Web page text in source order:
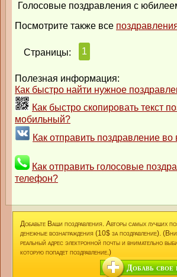
Голосовые поздравления с
Посмотрите также все
Страницы: 1
Полезная информация:
Как быстро найти нужное
Как быстро скопировать текст
мобильный?
Как отправить поздравление во
Как отправить голосовые
телефон?
Добавьте Ваши поздравления. Авторы самых лучших
денежные вознаграждения (10$ за поздравление).
реальный адрес электронной почты и внимательно
которую попадет поздравление.)
Добавь свое